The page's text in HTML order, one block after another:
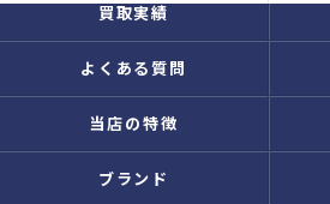
買取実績
よくある質問
当店の特徴
ブランド